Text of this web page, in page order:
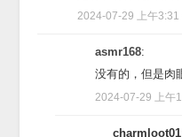
2024-07-29 上午3:31
asmr168:
没有的，但是肉
2024-07-29 上午
charmloot01